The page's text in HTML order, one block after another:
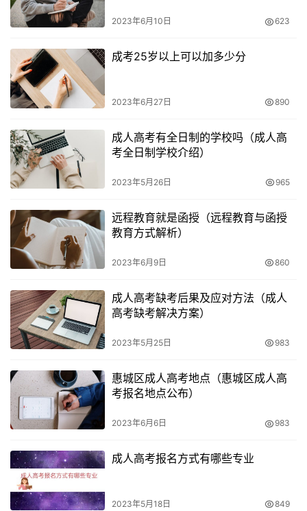
还是自学考试，获得的学历文凭都是国家承认的，具有同等
效力，都可以在学信网上查询。
学习难易程度的不同
自学考试需要完全自学、自主考试，难度较大，但是时间好
掌控，社会认可度高。而成人高考则需要参加统一的考试，
考试内容相对固定，难度相对较低，但是考试时间和地点都
是固定的，需要按照规定的时间和地点参加考试。
适用人群的不同
自学考试适合自律性强、时间充足、能够自主学习的人群。
而成人高考适合时间相对紧张、需要规律性学习、需要外部
压力来推动学习的人群。
2023年6月10日 623
成考25岁以上可以加多少分
2023年6月27日 890
成人高考有全日制的学校吗（成人高
考全日制学校介绍）
2023年5月26日 965
远程教育就是函授（远程教育与函授
教育方式解析）
2023年6月9日 860
成人高考缺考后果及应对方法（成人
高考缺考解决方案）
2023年5月25日 983
惠城区成人高考地点（惠城区成人高
考报名地点公布）
2023年6月6日 983
成人高考报名方式有哪些专业
2023年5月18日 849